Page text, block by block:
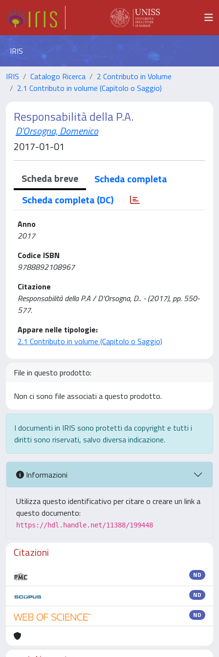
IRIS
IRIS Catalogo Ricerca
2 Contributo in Volume
2.1 Contributo in volume (Capitolo o Saggio)
Responsabilità della P.A.
D'Orsogna, Domenico
2017-01-01
Scheda breve
Scheda completa
Scheda completa (DC)
Anno
2017
Codice ISBN
9788892108967
Citazione
Responsabilità della P.A / D'Orsogna, D.. - (2017), pp. 550-
577.
Appare nelle tipologie:
2.1 Contributo in volume (Capitolo o Saggio)
File in questo prodotto:
Non ci sono file associati a questo prodotto.
I documenti in IRIS sono protetti da copyright e tutti i
diritti sono riservati, salvo diversa indicazione.
Informazioni
Utilizza questo identificativo per citare o creare un link a
questo documento:
https://hdl.handle.net/11388/199448
Citazioni
ND
ND
ND